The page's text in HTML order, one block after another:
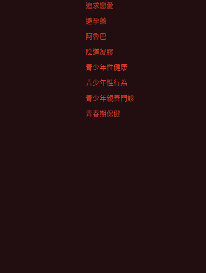
追求戀愛
避孕藥
阿魯巴
陰道凝膠
青少年性健康
青少年性行為
青少年親善門診
青春期保健